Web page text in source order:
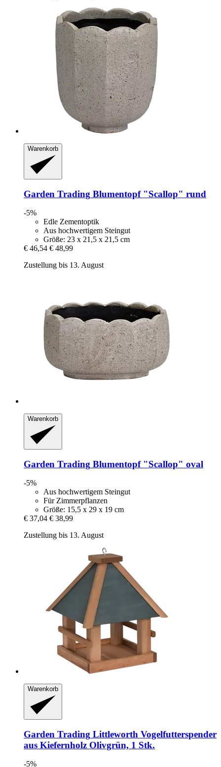
Warenkorb
Garden Trading Blumentopf "Scallop" rund
-5%
Edle Zementoptik
Aus hochwertigem Steingut
Größe: 23 x 21,5 x 21,5 cm
€ 46,54 € 48,99
Zustellung bis 13. August
Warenkorb
Garden Trading Blumentopf "Scallop" oval
-5%
Aus hochwertigem Steingut
Für Zimmerpflanzen
Größe: 15,5 x 29 x 19 cm
€ 37,04 € 38,99
Zustellung bis 13. August
Warenkorb
Garden Trading Littleworth Vogelfutterspender
aus Kiefernholz Olivgrün, 1 Stk.
-5%